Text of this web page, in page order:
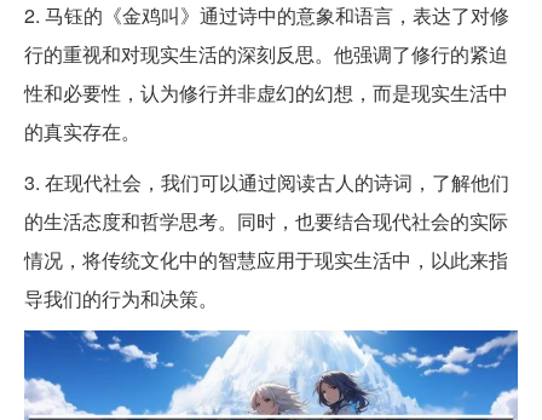
2. 马钰的《金鸡叫》通过诗中的意象和语言，表达了对修
行的重视和对现实生活的深刻反思。他强调了修行的紧迫
性和必要性，认为修行并非虚幻的幻想，而是现实生活中
的真实存在。
3. 在现代社会，我们可以通过阅读古人的诗词，了解他们
的生活态度和哲学思考。同时，也要结合现代社会的实际
情况，将传统文化中的智慧应用于现实生活中，以此来指
导我们的行为和决策。